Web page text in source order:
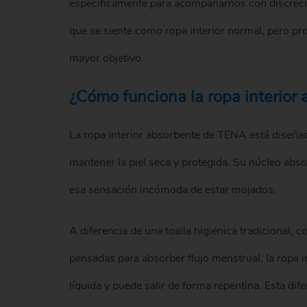
específicamente para acompañarnos con
que se siente como ropa interior normal, pero
mayor objetivo.
¿Cómo funciona la ropa interior
La ropa interior absorbente de TENA está
mantener la piel seca y protegida. Su núcleo
esa sensación incómoda de estar mojados.
A diferencia de una toalla higiénica tradicional,
pensadas para absorber flujo menstrual, la ropa
líquida y puede salir de forma repentina. Esta